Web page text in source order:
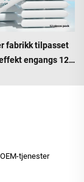
fabrikk tilpasset
engangs 12
pakker
tjenester